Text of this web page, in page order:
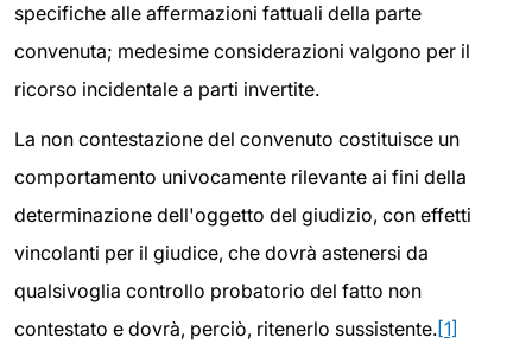
specifiche alle affermazioni fattuali della parte
convenuta; medesime considerazioni valgono per il
ricorso incidentale a parti invertite.
La non contestazione del convenuto costituisce un
comportamento univocamente rilevante ai fini della
determinazione dell'oggetto del giudizio, con effetti
vincolanti per il giudice, che dovrà astenersi da
qualsivoglia controllo probatorio del fatto non
contestato e dovrà, perciò, ritenerlo sussistente.[1]